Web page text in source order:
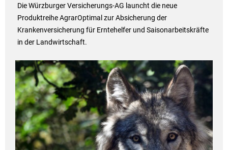
Die Würzburger Versicherungs-AG launcht die neue
Produktreihe AgrarOptimal zur Absicherung der
Krankenversicherung für Erntehelfer und Saisonarbeitskräfte
in der Landwirtschaft.